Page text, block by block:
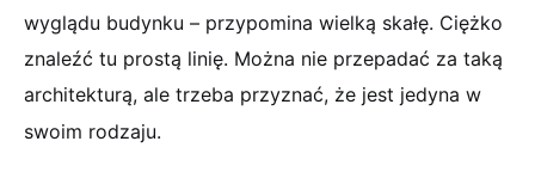
wyglądu budynku – przypomina wielką skałę. Ciężko
znaleźć tu prostą linię. Można nie przepadać za taką
architekturą, ale trzeba przyznać, że jest jedyna w
swoim rodzaju.